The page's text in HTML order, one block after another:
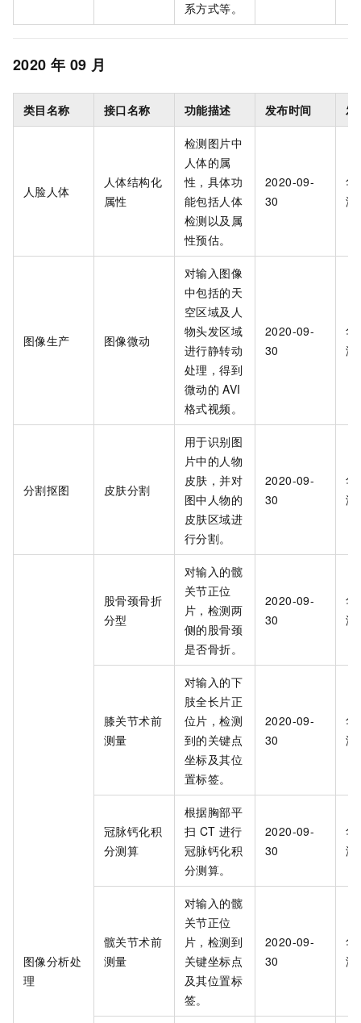
系方式等。
2020 年 09 月
类目名称 接口名称 功能描述 发布时间 发
人脸人体
人体结构化
属性
检测图片中
人体的属
性，具体功
能包括人体
检测以及属
性预估。
2020-09-
30
华
海
图像生产 图像微动
对输入图像
中包括的天
空区域及人
物头发区域
进行静转动
处理，得到
微动的 AVI
格式视频。
2020-09-
30
华
海
分割抠图 皮肤分割
用于识别图
片中的人物
皮肤，并对
图中人物的
皮肤区域进
行分割。
2020-09-
30
华
海
图像分析处
理
股骨颈骨折
分型
对输入的髋
关节正位
片，检测两
侧的股骨颈
是否骨折。
2020-09-
30
华
海
膝关节术前
测量
对输入的下
肢全长片正
位片，检测
到的关键点
坐标及其位
置标签。
2020-09-
30
华
海
冠脉钙化积
分测算
根据胸部平
扫 CT 进行
冠脉钙化积
分测算。
2020-09-
30
华
海
髋关节术前
测量
对输入的髋
关节正位
片，检测到
关键坐标点
及其位置标
签。
2020-09-
30
华
海